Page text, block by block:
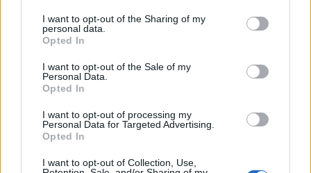
not limited to your visit or usage behaviour. You may click to
grant or deny consent to Google and its third-party tags to
use your data for below specified purposes in below Google
consent section.
I want to opt-out of the Sharing of my
personal data.
Opted In
I want to opt-out of the Sale of my
Personal Data.
Opted In
I want to opt-out of processing my
Personal Data for Targeted Advertising.
Opted In
I want to opt-out of Collection, Use,
Στα χωριά του Πηλίου
Πορταριά, Μακρυνίτσα, Ζαγορά, Τσαγκαράδα, Μηλιές,